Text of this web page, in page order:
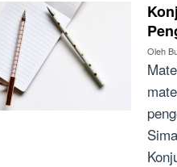
Oleh